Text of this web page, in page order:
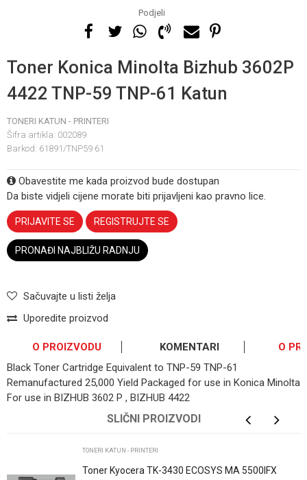
Podjeli
Toner Konica Minolta Bizhub 3602P
4422 TNP-59 TNP-61 Katun
TONERI KATUN - PRINTERI
Šifra artikla: 002089
Barkod: 61891/TNP59 61
Obavestite me kada proizvod bude dostupan
Da biste vidjeli cijene morate biti prijavljeni kao pravno lice.
PRIJAVITE SE REGISTRUJTE SE
PRONAĐI NAJBLIŽU RADNJU
Sačuvajte u listi želja
Uporedite proizvod
O PROIZVODU KOMENTARI
O
Black Toner Cartridge Equivalent to TNP-59 TNP-61
Remanufactured 25,000 Yield Packaged for use in Konica Minolta
For use in BIZHUB 3602 P , BIZHUB 4422
SLIČNI PROIZVODI
TONERI KATUN - PRINTERI
Toner Kyocera TK-3430 ECOSYS MA 5500IFX